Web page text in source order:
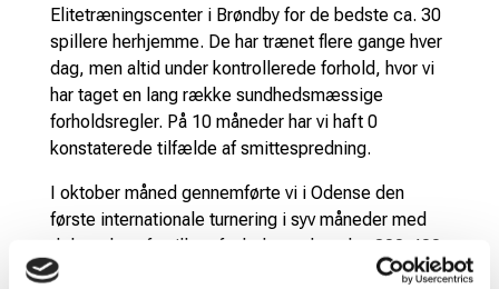
Elitetræningscenter i Brøndby for de bedste ca. 30
spillere herhjemme. De har trænet flere gange hver
dag, men altid under kontrollerede forhold, hvor vi
har taget en lang række sundhedsmæssige
forholdsregler. På 10 måneder har vi haft 0
konstaterede tilfælde af smittespredning.
I oktober måned gennemførte vi i Odense den
første internationale turnering i syv måneder med
deltagelse af spillere fra hele verden plus 300-400
tilskuere dagligt foruden dommere, officials,